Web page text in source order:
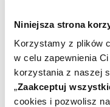
Niniejsza strona
Korzystamy z plików
w celu zapewnienia
korzystania z naszej
„Zaakceptuj
cookies i pozwolisz